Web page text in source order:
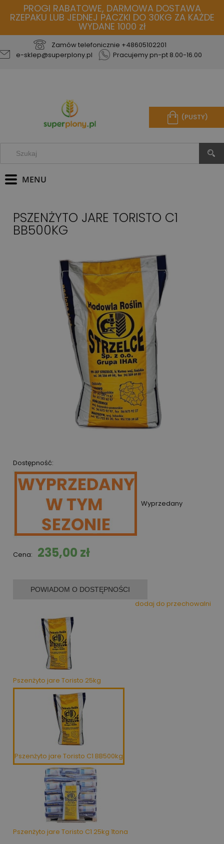
PROGI RABATOWE, DARMOWA DOSTAWA
RZEPAKU LUB JEDNEJ PACZKI DO 30KG ZA KAŻDE
WYDANE 1000 zł
Zamów telefonicznie +48605102201
e-sklep@superplony.pl
Pracujemy pn-pt 8.00-16.00
(PUSTY)
PSZENŻYTO JARE TORISTO C1
BB500KG
Dostępność:
Wyprzedany
Cena: 235,00 zł
Pszenżyto jare Toristo 25kg
Pszenżyto jare Toristo C1 BB500kg
Pszenżyto jare Toristo C1 25kg 1tona
POWIADOM O DOSTĘPNOŚCI
dodaj do przechowalni